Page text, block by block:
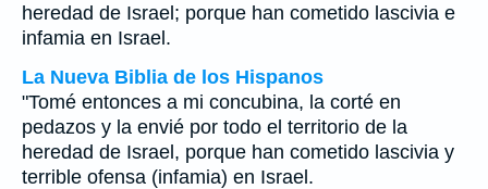
heredad de Israel; porque han cometido lascivia e
infamia en Israel.
La Nueva Biblia de los Hispanos
"Tomé entonces a mi concubina, la corté en
pedazos y la envié por todo el territorio de la
heredad de Israel, porque han cometido lascivia y
terrible ofensa (infamia) en Israel.